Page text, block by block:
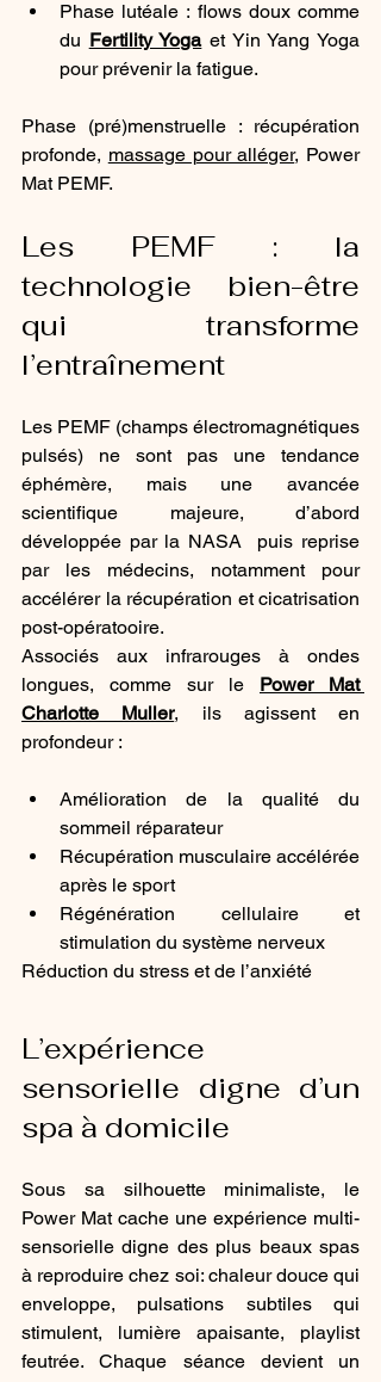
Phase lutéale : flows doux comme
du Fertility Yoga et Yin Yang Yoga
pour prévenir la fatigue.
Phase (pré)menstruelle : récupération
profonde, massage pour alléger, Power
Mat PEMF.
Les PEMF : la
technologie bien-être
qui transforme
l’entraînement
Les PEMF (champs électromagnétiques
pulsés) ne sont pas une tendance
éphémère, mais une avancée
scientifique majeure, d’abord
développée par la NASA  puis reprise
par les médecins, notamment pour
accélérer la récupération et cicatrisation
post-opératooire.
Associés aux infrarouges à ondes
longues, comme sur le Power Mat
Charlotte Muller, ils agissent en
profondeur :
Amélioration de la qualité du
sommeil réparateur
Récupération musculaire accélérée
après le sport
Régénération cellulaire et
stimulation du système nerveux
Réduction du stress et de l’anxiété
L’expérience
sensorielle digne d’un
spa à domicile
Sous sa silhouette minimaliste, le
Power Mat cache une expérience multi-
sensorielle digne des plus beaux spas
à reproduire chez soi: chaleur douce qui
enveloppe, pulsations subtiles qui
stimulent, lumière apaisante, playlist
feutrée. Chaque séance devient un